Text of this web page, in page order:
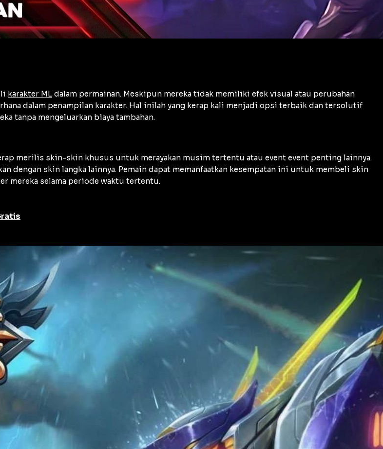
karakter ML dalam permainan. Meskipun mereka tidak memiliki efek visual atau perubahan
dalam penampilan karakter. Hal inilah yang kerap kali menjadi opsi terbaik dan tersolutif
tanpa mengeluarkan biaya tambahan.
merilis skin-skin khusus untuk merayakan musim tertentu atau event event penting lainnya.
dengan skin langka lainnya. Pemain dapat memanfaatkan kesempatan ini untuk membeli skin
mereka selama periode waktu tertentu.